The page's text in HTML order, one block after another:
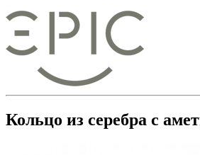
Кольцо из серебра с